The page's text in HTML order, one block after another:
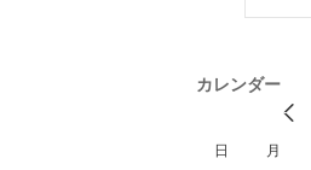
カレンダー
日 月